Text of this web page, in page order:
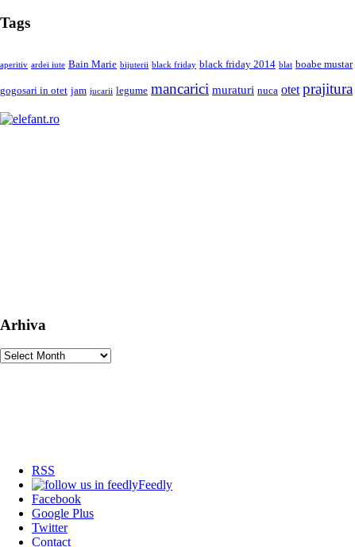
Tags
aperitiv ardei iute Bain Marie bijuterii black friday black friday 2014 blat boabe mustar
gogosari in otet jam jucarii legume mancarici muraturi nuca otet prajitura
Arhiva
Arhiva
RSS
Feedly
Facebook
Google Plus
Twitter
Contact